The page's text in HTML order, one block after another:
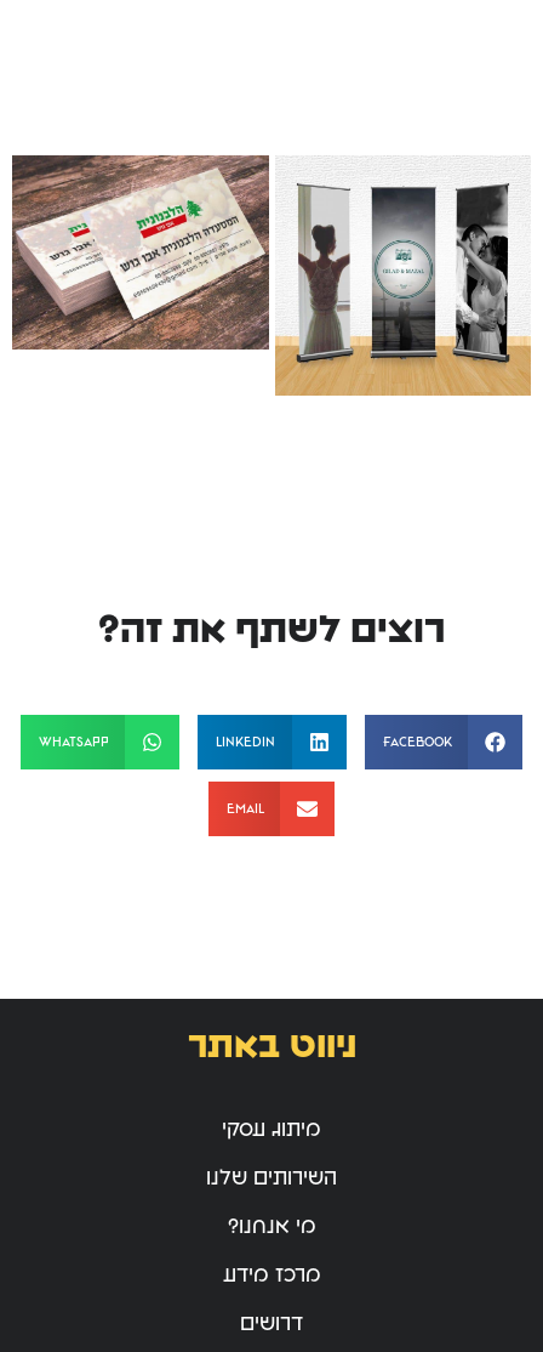
רוצים לשתף את זה?
Facebook
LinkedIn
WhatsApp
Email
ניווט באתר
מיתוג עסקי
השירותים שלנו
מי אנחנו?
מרכז מידע
דרושים